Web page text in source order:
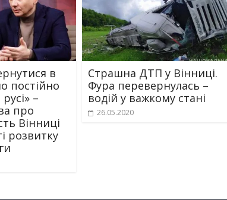
в
постійно
–
про
Вінниці
розвитку
Страшна ДТП у Вінниці.
Фура перевернулась –
водій у важкому стані
26.05.2020